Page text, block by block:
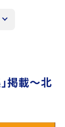
掲載～北